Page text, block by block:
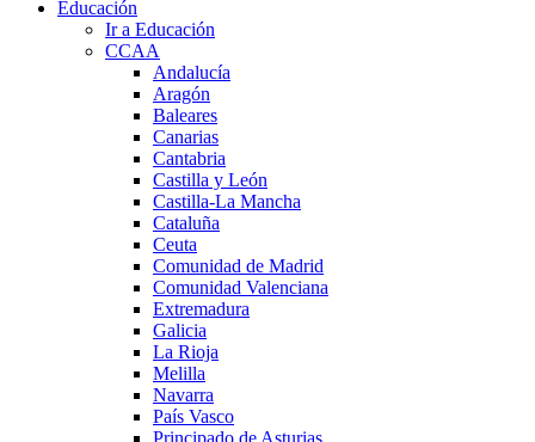
Educación
Ir a Educación
CCAA
Andalucía
Aragón
Baleares
Canarias
Cantabria
Castilla y León
Castilla-La Mancha
Cataluña
Ceuta
Comunidad de Madrid
Comunidad Valenciana
Extremadura
Galicia
La Rioja
Melilla
Navarra
País Vasco
Principado de Asturias